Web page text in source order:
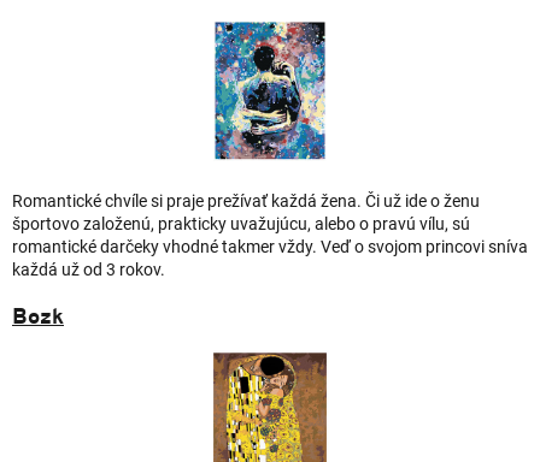
Romantické chvíle si praje prežívať každá žena. Či už ide o ženu
športovo založenú, prakticky uvažujúcu, alebo o pravú vílu, sú
romantické darčeky vhodné takmer vždy. Veď o svojom princovi sníva
každá už od 3 rokov.
Bozk